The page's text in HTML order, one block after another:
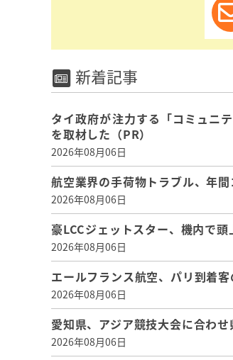
新着記事
タイ政府が注力する「コミュニ
を取材した（PR）
2026年08月06日
航空業界の手荷物トラブル、年
2026年08月06日
豪LCCジェットスター、機内で
2026年08月06日
エールフランス航空、パリ到着
2026年08月06日
愛知県、アジア競技大会に合わ
2026年08月06日